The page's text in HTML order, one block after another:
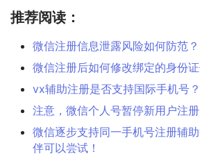
推荐阅读：
微信注册信息泄露风险如何防范？
微信注册后如何修改绑定的身份证
vx辅助注册是否支持国际手机号？
注意，微信个人号暂停新用户注册
微信逐步支持同一手机号注册辅
伴可以尝试！